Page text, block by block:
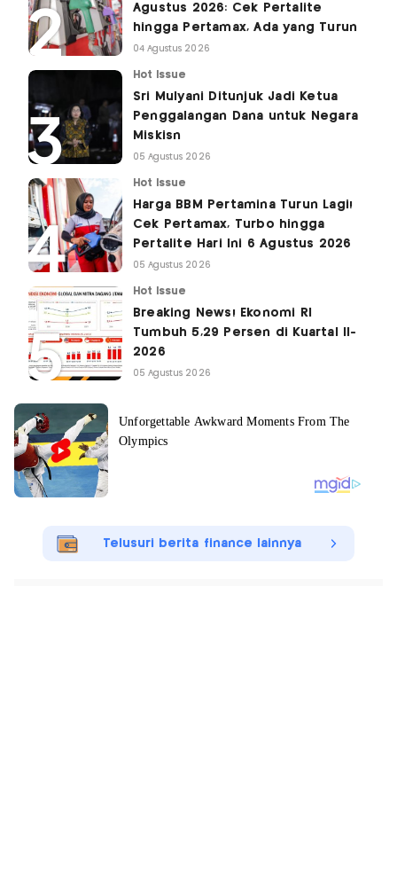
Agustus 2026: Cek Pertalite
hingga Pertamax, Ada yang Turun
04 Agustus 2026
Hot Issue
Sri Mulyani Ditunjuk Jadi Ketua
Penggalangan Dana untuk Negara
Miskisn
05 Agustus 2026
Hot Issue
Harga BBM Pertamina Turun Lagi!
Cek Pertamax, Turbo hingga
Pertalite Hari Ini 6 Agustus 2026
05 Agustus 2026
Hot Issue
Breaking News! Ekonomi RI
Tumbuh 5,29 Persen di Kuartal II-
2026
05 Agustus 2026
Telusuri berita finance lainnya